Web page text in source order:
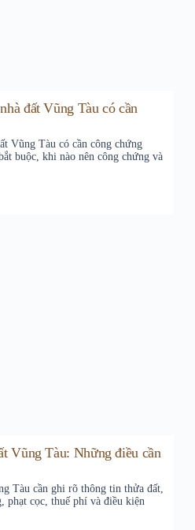
đất Vũng Tàu có cần
Vũng Tàu có cần công chứng
buộc, khi nào nên công chứng và
Vũng Tàu: Những điều cần
Tàu cần ghi rõ thông tin thửa đất,
phạt cọc, thuế phí và điều kiện